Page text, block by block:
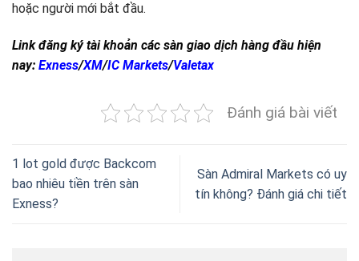
hoặc người mới bắt đầu.
Link đăng ký tài khoản các sàn giao dịch hàng đầu hiện
nay: Exness/XM/IC Markets/Valetax
Đánh giá bài viết
1 lot gold được Backcom
bao nhiêu tiền trên sàn
Exness?
Sàn Admiral Markets có uy
tín không? Đánh giá chi tiết